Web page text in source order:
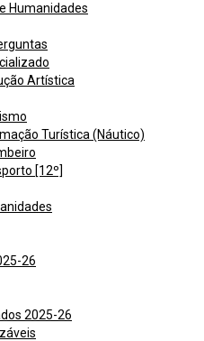
Humanidades
Artística
Turística (Náutico)
[12º]
26
2025-26